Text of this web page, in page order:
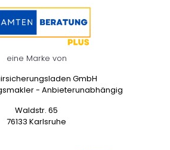
eine Marke von
GmbH
- Anbieterunabhängig
Waldstr. 65
76133 Karlsruhe